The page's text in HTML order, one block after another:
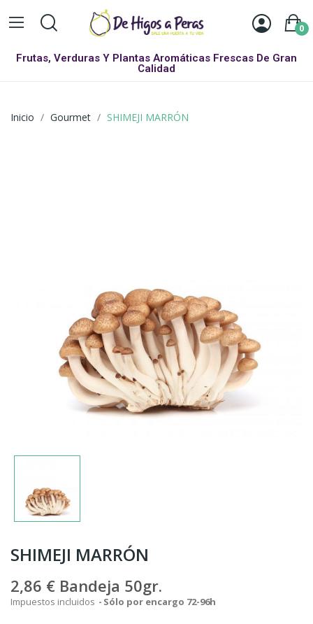
0
Frutas, Verduras Y Plantas Aromáticas Frescas De Gran
Calidad
Inicio Gourmet SHIMEJI MARRÓN
SHIMEJI MARRÓN
2,86 € Bandeja 50gr.
Impuestos incluidos Sólo por encargo 72-96h